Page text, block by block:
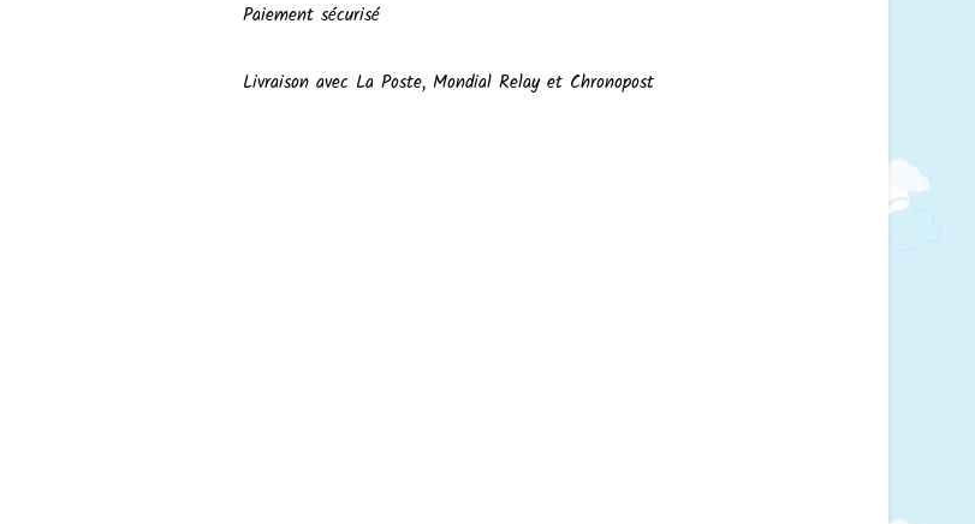
Paiement sécurisé
Livraison avec La Poste, Mondial Relay et Chronopost